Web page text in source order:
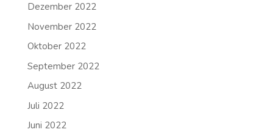
Dezember 2022
November 2022
Oktober 2022
September 2022
August 2022
Juli 2022
Juni 2022